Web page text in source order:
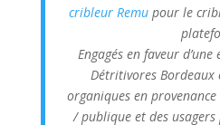
cribleur Remu pour le
Engagés en faveur
Détritivores Bordeaux
organiques en
/ publique et des